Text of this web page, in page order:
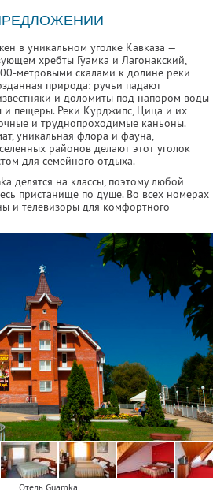
в уникальном уголке Кавказа —
хребты Гуамка и Лагонакский,
метровыми скалами к долине реки
природа: ручьи падают
и доломиты под напором воды
и пещеры. Реки Курджипс, Цица и их
и труднопроходимые каньоны.
уникальная флора и фауна,
районов делают этот уголок
для семейного отдыха.
делятся на классы, поэтому любой
пристанище по душе. Во всех номерах
и телевизоры для комфортного
Отель Guamka